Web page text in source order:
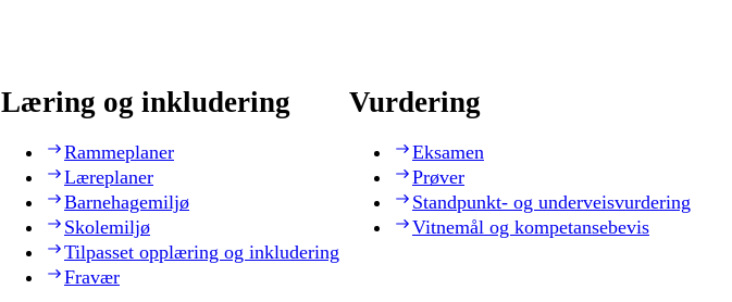
Læring og inkludering
Rammeplaner
Læreplaner
Barnehagemiljø
Skolemiljø
Tilpasset opplæring og inkludering
Fravær
Vurdering
Eksamen
Prøver
Standpunkt- og underveisvurdering
Vitnemål og kompetansebevis